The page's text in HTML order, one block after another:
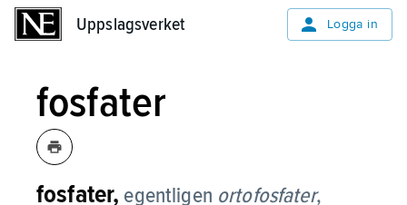
Uppslagsverket Logga in
fosfater
fosfater, egentligen ortofosfater,